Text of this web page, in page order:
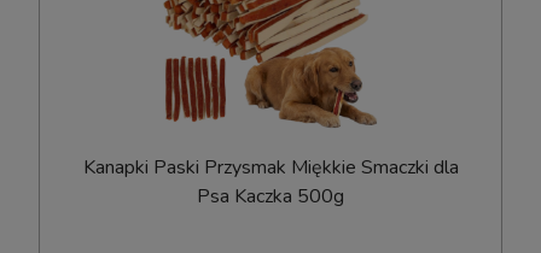
Kanapki Paski Przysmak Miękkie Smaczki dla
Psa Kaczka 500g